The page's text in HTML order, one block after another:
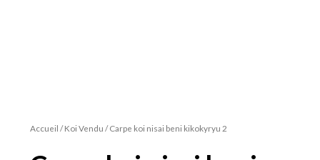
Accueil /Koi Vendu / Carpe koi nisai beni kikokyryu 2